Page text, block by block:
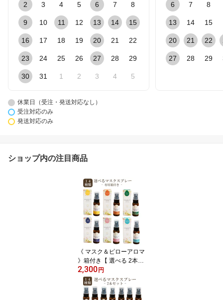
2 3 4 5 6 7 8
9 10 11 12 13 14 15
16 17 18 19 20 21 22
23 24 25 26 27 28 29
30 31 1 2 3 4 5
6 7 8
13 14 15
20 21 22
27 28 29
休業日（受注・発送対応なし）
受注対応のみ
発送対応のみ
ショップ内の注目商品
《 マスク＆ピローアロマ
》箱付き【 選べる 2本セ
ット 】 レソンシエル ジ
ャポン ピロー アロマ 消
臭 静菌
2,300円